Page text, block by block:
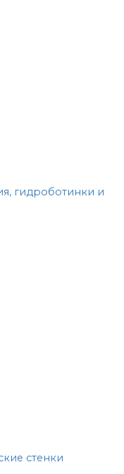
гидроботинки и
стенки